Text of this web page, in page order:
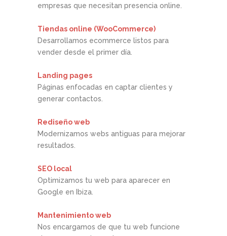
empresas que necesitan presencia online.
Tiendas online (WooCommerce)
Desarrollamos ecommerce listos para
vender desde el primer día.
Landing pages
Páginas enfocadas en captar clientes y
generar contactos.
Rediseño web
Modernizamos webs antiguas para mejorar
resultados.
SEO local
Optimizamos tu web para aparecer en
Google en Ibiza.
Mantenimiento web
Nos encargamos de que tu web funcione